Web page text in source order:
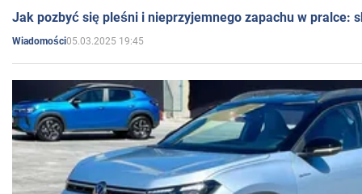
Jak pozbyć się pleśni i nieprzyjemnego zapachu w pralce:
Wiadomości05.03.2025 19:45